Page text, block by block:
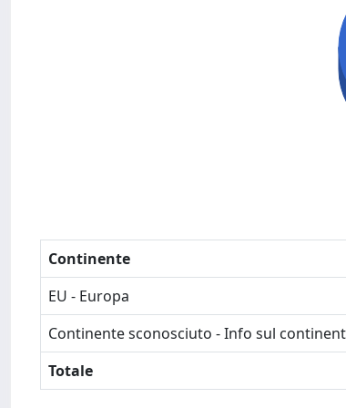
Continente
EU - Europa
Continente sconosciuto - Info sul
Totale